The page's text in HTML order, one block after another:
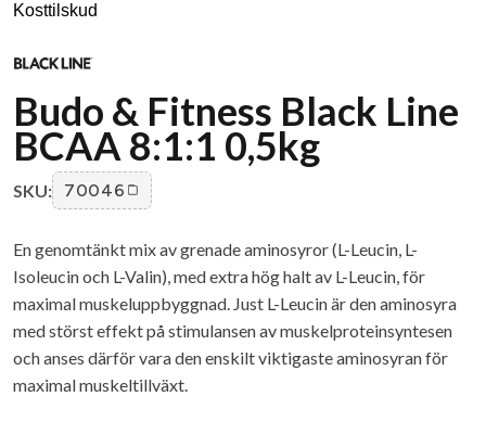
Kosttilskud
Budo & Fitness Black Line
BCAA 8:1:1 0,5kg
SKU: 70046
En genomtänkt mix av grenade aminosyror (L-Leucin, L-
Isoleucin och L-Valin), med extra hög halt av L-Leucin, för
maximal muskeluppbyggnad. Just L-Leucin är den aminosyra
med störst effekt på stimulansen av muskelproteinsyntesen
och anses därför vara den enskilt viktigaste aminosyran för
maximal muskeltillväxt.